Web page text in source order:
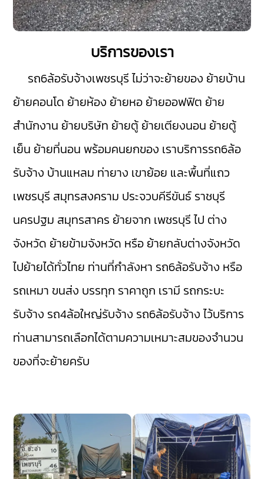
บริการของเรา
รถ6ล้อรับจ้างเพชรบุรีไม่ว่าจะย้ายของ ย้ายบ้าน
ย้ายคอนโด ย้ายห้อง ย้ายหอ ย้ายออฟฟิต ย้าย
สำนักงาน ย้ายบริษัท ย้ายตู้ ย้ายเตียงนอน ย้ายตู้
เย็น ย้ายที่นอน พร้อมคนยกของ เราบริการรถ6ล้อ
รับจ้าง บ้านแหลม ท่ายาง เขาย้อย และพื้นที่แถว
เพชรบุรี สมุทรสงคราม ประจวบคีรีขันธ์ ราชบุรี
นครปฐม สมุทรสาคร ย้ายจาก เพชรบุรี ไป ต่าง
จังหวัด ย้ายข้ามจังหวัด หรือ ย้ายกลับต่างจังหวัด
ไปย้ายได้ทั่วไทย ท่านที่กำลังหา รถ6ล้อรับจ้าง หรือ
รถเหมา ขนส่ง บรรทุก ราคาถูก เรามี รถกระบะ
รับจ้าง รถ4ล้อใหญ่รับจ้าง รถ6ล้อรับจ้างไว้บริการ
ท่านสามารถเลือกได้ตามความเหมาะสมของจำนวน
ของที่จะย้ายครับ